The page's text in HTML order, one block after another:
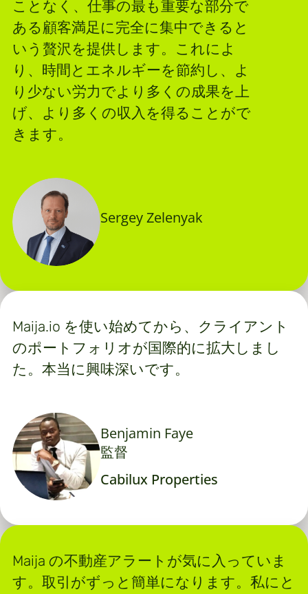
ことなく、仕事の最も重要な部分で
ある顧客満足に完全に集中できると
いう贅沢を提供します。これによ
り、時間とエネルギーを節約し、よ
り少ない労力でより多くの成果を上
げ、より多くの収入を得ることがで
きます。
Sergey Zelenyak
Maija.io を使い始めてから、クライアント
のポートフォリオが国際的に拡大しまし
た。本当に興味深いです。
Benjamin Faye
監督
Cabilux Properties
Maija の不動産アラートが気に入っていま
す。取引がずっと簡単になります。私にと